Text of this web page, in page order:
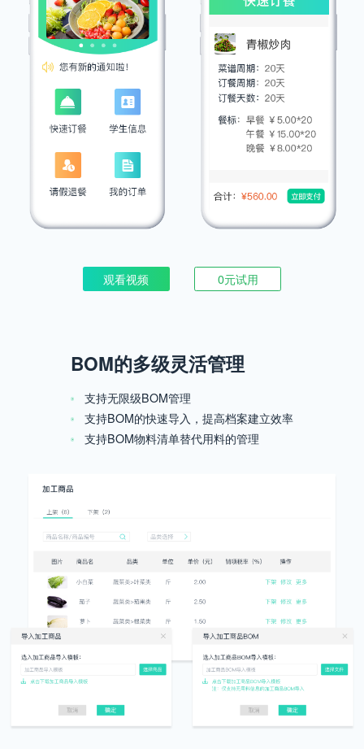
观看视频 0元试用
BOM的多级灵活管理
支持无限级BOM管理
支持BOM的快速导入，提高档案建立效率
支持BOM物料清单替代用料的管理